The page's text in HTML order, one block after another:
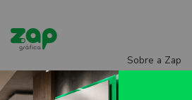
Sobre a Zap
Central de